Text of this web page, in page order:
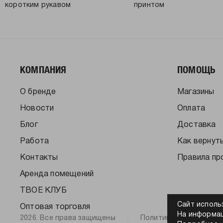
коротким рукавом принтом
Сайт
На
КОМПАНИЯ
О бренде
Новости
Блог
Работа
Контакты
Аренда помещений
ТВОЕ КЛУБ
Оптовая торговля
ПОМОЩЬ
Магазины
Оплата
Доставка
Как
Правила
2026. Все права защищены Политика